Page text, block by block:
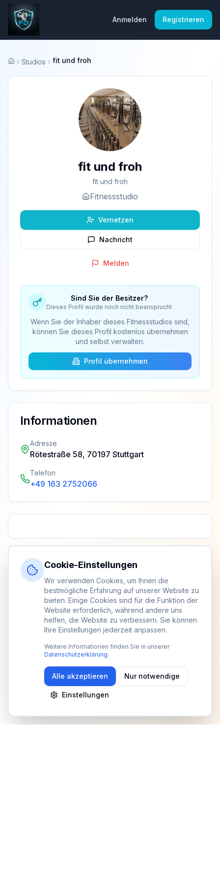
Anmelden Registrieren
Startseite
Studios fit und froh
fit und froh
fit und froh
Fitnessstudio
Vernetzen
Nachricht
Melden
Sind Sie der Besitzer?
Dieses Profil wurde noch nicht beansprucht
Wenn Sie der Inhaber dieses Fitnessstudios sind,
können Sie dieses Profil kostenlos übernehmen
und selbst verwalten.
Profil übernehmen
Informationen
Adresse
Rötestraße 58, 70197 Stuttgart
Telefon
+49 163 2752066
Cookie-Einstellungen
Wir verwenden Cookies, um Ihnen die
bestmögliche Erfahrung auf unserer Website zu
bieten. Einige Cookies sind für die Funktion der
Website erforderlich, während andere uns
helfen, die Website zu verbessern. Sie können
Ihre Einstellungen jederzeit anpassen.
Weitere Informationen finden Sie in unserer
Datenschutzerklärung.
Alle akzeptieren Nur notwendige
Einstellungen